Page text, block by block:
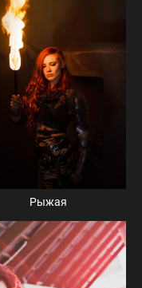
Рыжая